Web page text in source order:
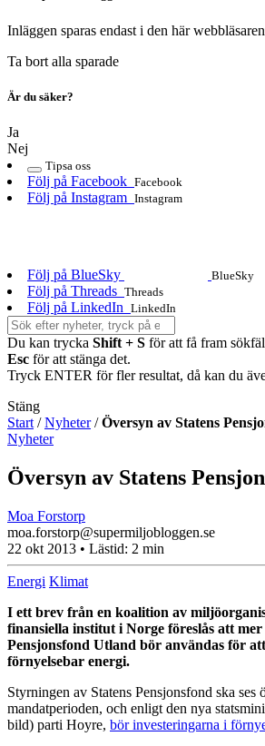
Inläggen sparas endast i den här
Ta bort alla sparade
Är du säker?
Ja
Nej
Tipsa oss
Följ på Facebook Facebook
Följ på Instagram Instagram
Följ på BlueSky BlueSky
Följ på Threads Threads
Följ på LinkedIn LinkedIn
Du kan trycka Shift + S för att få fram
Esc för att stänga det.
Tryck ENTER för fler resultat, då kan du
Stäng
Start /Nyheter/Översyn av Statens
Nyheter
Översyn av Statens
Moa Forstorp
moa.forstorp@supermiljobloggen.se
22 okt 2013 • Lästid: 2 min
Energi Klimat
I ett brev från en koalition av
finansiella institut i Norge föreslås att
Pensjonsfond Utland bör användas för
förnyelsebar energi.
Styrningen av Statens Pensjonsfond ska ses
mandatperioden, och enligt den nya
bild) parti Hoyre, bör investeringarna i